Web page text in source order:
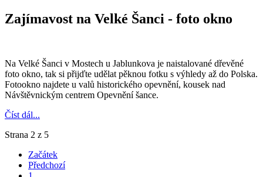
Zajímavost na Velké Šanci - foto okno
Na Velké Šanci v Mostech u Jablunkova je naistalované dřevěné
foto okno, tak si přijďte udělat pěknou fotku s výhledy až do Polska.
Fotookno najdete u valů historického opevnění, kousek nad
Návštěvnickým centrem Opevnění šance.
Číst dál...
Strana 2 z 5
Začátek
Předchozí